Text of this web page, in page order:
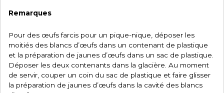
Remarques
Pour des œufs farcis pour un pique-nique, déposer les
moitiés des blancs d’œufs dans un contenant de plastique
et la préparation de jaunes d’œufs dans un sac de plastique.
Déposer les deux contenants dans la glacière. Au moment
de servir, couper un coin du sac de plastique et faire glisser
la préparation de jaunes d’œufs dans la cavité des blancs